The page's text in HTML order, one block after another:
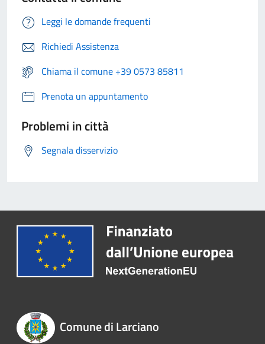
Leggi le domande frequenti
Richiedi Assistenza
Chiama il comune +39 0573 85811
Prenota un appuntamento
Problemi in città
Segnala disservizio
Comune di Larciano